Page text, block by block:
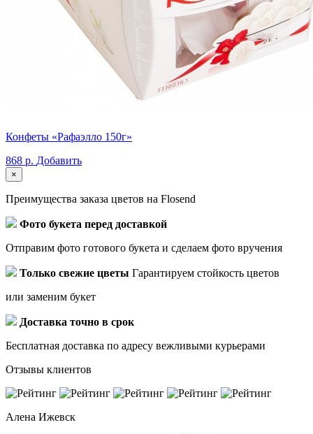
Конфеты «Рафаэлло 150г»
868 р. Добавить
×
Преимущества заказа цветов на Flosend
Фото букета перед доставкой
Отправим фото готового букета и сделаем фото вручения
Только свежие цветы Гарантируем стойкость цветов
или заменим букет
Доставка точно в срок
Бесплатная доставка по адресу вежливыми курьерами
Отзывы клиентов
Алена Ижевск